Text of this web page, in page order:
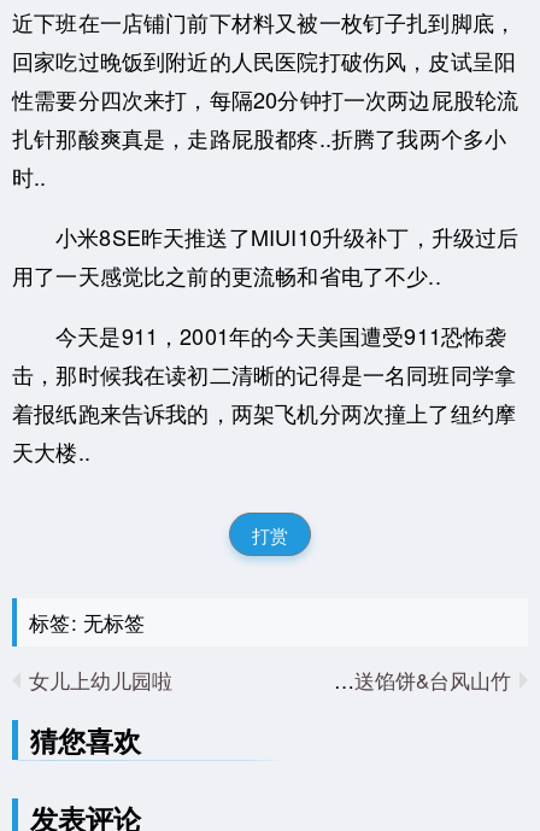
近下班在一店铺门前下材料又被一枚钉子扎到脚底，
回家吃过晚饭到附近的人民医院打破伤风，皮试呈阳
性需要分四次来打，每隔20分钟打一次两边屁股轮流
扎针那酸爽真是，走路屁股都疼..折腾了我两个多小
时..
小米8SE昨天推送了MIUI10升级补丁，升级过后
用了一天感觉比之前的更流畅和省电了不少..
今天是911，2001年的今天美国遭受911恐怖袭
击，那时候我在读初二清晰的记得是一名同班同学拿
着报纸跑来告诉我的，两架飞机分两次撞上了纽约摩
天大楼..
打赏
标签: 无标签
女儿上幼儿园啦
移动送馅饼&台风山竹
猜您喜欢
发表评论